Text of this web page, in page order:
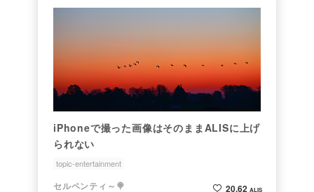
iPhoneで撮った画像はそのままALISに上げ
られない
topic-entertainment
セルペンティ～🍭 20.62 ALIS